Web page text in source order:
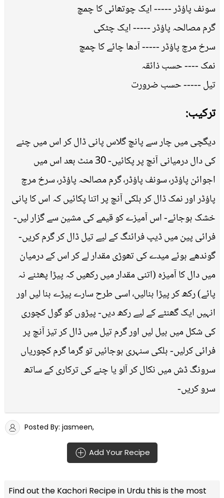
سونف پاؤڈر ----- ایک چوتھائی کا چمچ
گرم مصالحہ پاؤڈر ----- ایک چٹکی
سرخ مرچ پاؤڈر ----- آدھا چائے کا چمچ
نمک ---- حسب ذائقہ
تیل ----- حسب ضرورت
ترکیب:
دیگچی میں چار سے پانچ گلاس پانی ڈال کر اس میں چنے
کی دال درمیانی آنچ پر پکائیں- 30 منٹ بعد اس میں
اجوائن پاؤڈر٬ سونف پاؤڈر٬ گرم مصالحہ پاؤڈر٬ سرخ مرچ
پاؤڈر اور نمک ڈال کر ہلکی آنچ پر اتنا پکائیں کہ اس کا پانی
خشک ہوجائے- اس آمیزے کو قیمے کی مشین سے گزار لیں-
فرائی پین میں ڈیپ فرائنگ کے لیے تیل ڈال کر گرم کریں-
گوندھے ہوئے میدے کی تھوڑی مقدار لے کر اس کے درمیان
میں دال کا آمیزہ (اتنی مقدار میں رکھیں کہ پیڑا پھٹنے نہ
پائے) رکھ کر پیڑا بنالیں٬ اسی طرح سارے پیڑے بنا لیں اور
انہیں ایک گھنٹے کے لیے رکھ دیں- پیڑوں کو گول کچوری
کی شکل میں بیل لیں اور گرم تیل میں ڈال کر تیز آنچ پر
فرائی کرلیں- ہلکی سنہری ہوجائیں تو گرما گرم کچوریاں
سرونگ ڈش میں نکال کر آلو یا چنے کی ترکاری کے ساتھ
سرو کریں-
Posted By: jasmeen,
Add Your Recipe
Find out the Kachori Recipe in Urdu this is the most